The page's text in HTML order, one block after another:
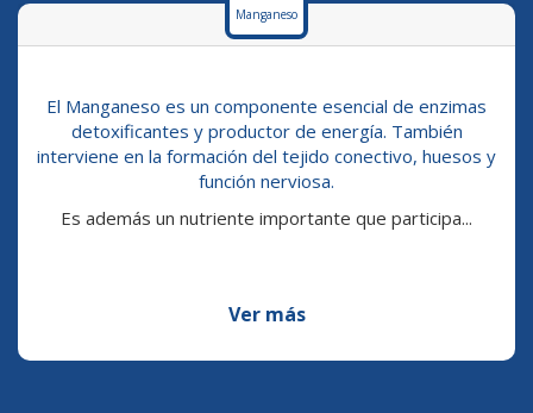
Manganeso
El Manganeso es un componente esencial de enzimas
detoxificantes y productor de energía. También
interviene en la formación del tejido conectivo, huesos y
función nerviosa.
Es además un nutriente importante que participa...
Ver más